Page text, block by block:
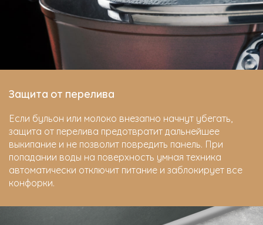
Защита от перелива
Если бульон или молоко внезапно начнут убегать,
защита от перелива предотвратит дальнейшее
выкипание и не позволит повредить панель. При
попадании воды на поверхность умная техника
автоматически отключит питание и заблокирует все
конфорки.